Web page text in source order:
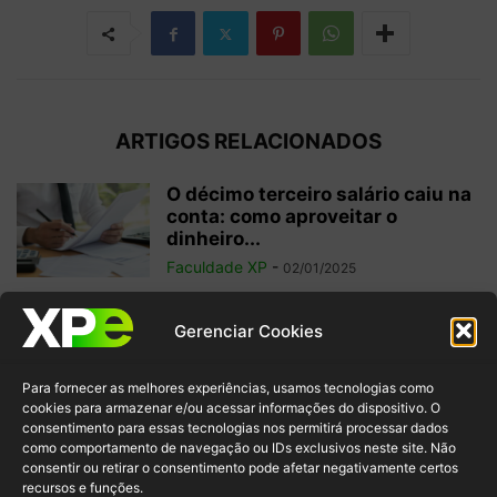
Gerenciar Cookies
Para fornecer as melhores experiências, usamos tecnologias como
cookies para armazenar e/ou acessar informações do dispositivo. O
consentimento para essas tecnologias nos permitirá processar dados
como comportamento de navegação ou IDs exclusivos neste site. Não
consentir ou retirar o consentimento pode afetar negativamente certos
recursos e funções.
ARTIGOS RELACIONADOS
O décimo terceiro salário caiu na
conta: como aproveitar o
dinheiro...
Faculdade XP - 02/01/2025
Investimentos internacionais:
vale a pena investir fora do
Faculdade XP - 04/10/2024
Criptomoedas: regulamentações
e inovação para garantir